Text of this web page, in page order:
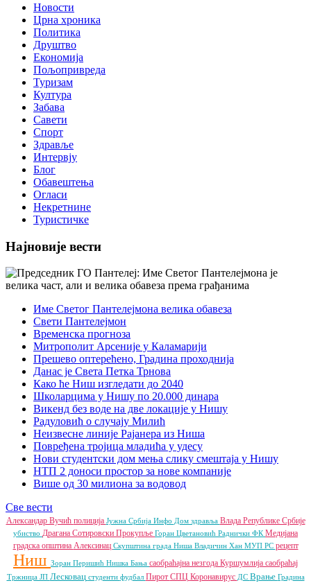
Новости
Црна хроника
Политика
Друштво
Економија
Пољопривреда
Туризам
Култура
Забава
Савети
Спорт
Здравље
Интервју
Блог
Обавештења
Огласи
Некретнине
Туристичке
Најновије вести
Име Светог Пантелејмона велика обавеза
Свети Пантелејмон
Временска прогноза
Митрополит Арсеније у Каламарији
Прешево оптерећено, Градина проходнија
Данас је Света Петка Трнова
Како ће Ниш изгледати до 2040
Школарцима у Нишу по 20.000 динара
Викенд без воде на две локације у Нишу
Радуловић о случају Милић
Неизвесне линије Рајанера из Ниша
Повређена тројица младића у удесу
Нови студентски дом мења слику смештаја у Нишу
НТП 2 доноси простор за нове компаније
Више од 30 милиона за водовод
Све вести
Александар Вучић полиција Јужна Србија Инфо Дом здравља Влада Републике Србије
убиство Драгана Сотировски Прокупље Горан Цветановић Раднички ФК Медијана
градска општина Алексинац Скупштина града Ниша Владичин Хан МУП РС рецепт
Ниш Зоран Перишић Нишка Бања саобраћајна незгода Куршумлија саобраћај
Тржница ЈП Лесковац студенти фудбал Пирот СПЦ Коронавирус ДС Врање Градина